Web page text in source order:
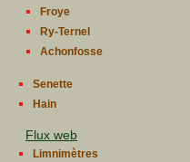
Froye
Ry-Ternel
Achonfosse
Senette
Hain
Flux web
Limnimètres